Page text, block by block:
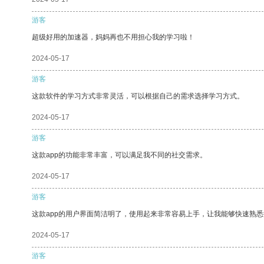
游客
超级好用的加速器，妈妈再也不用担心我的学习啦！
2024-05-17
游客
这款软件的学习方式非常灵活，可以根据自己的需求选择学习方式。
2024-05-17
游客
这款app的功能非常丰富，可以满足我不同的社交需求。
2024-05-17
游客
这款app的用户界面简洁明了，使用起来非常容易上手，让我能够快速熟
2024-05-17
游客